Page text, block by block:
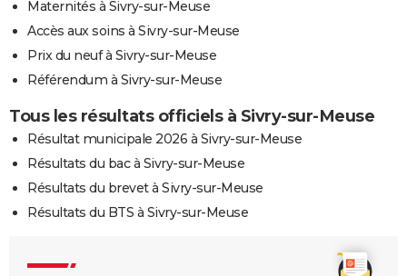
Maternités à Sivry-sur-Meuse
Accès aux soins à Sivry-sur-Meuse
Prix du neuf à Sivry-sur-Meuse
Référendum à Sivry-sur-Meuse
Tous les résultats officiels à Sivry-sur-Meuse
Résultat municipale 2026 à Sivry-sur-Meuse
Résultats du bac à Sivry-sur-Meuse
Résultats du brevet à Sivry-sur-Meuse
Résultats du BTS à Sivry-sur-Meuse